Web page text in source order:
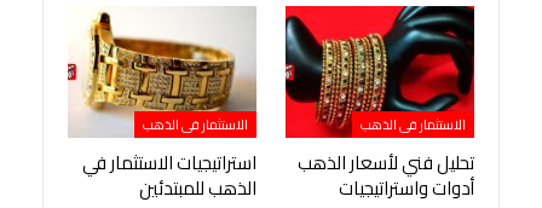
الاستثمار فى الذهب
تحليل فني لأسعار الذهب
أدوات واستراتيجيات
الاستثمار فى الذهب
استراتيجيات الاستثمار في
الذهب للمبتدئين